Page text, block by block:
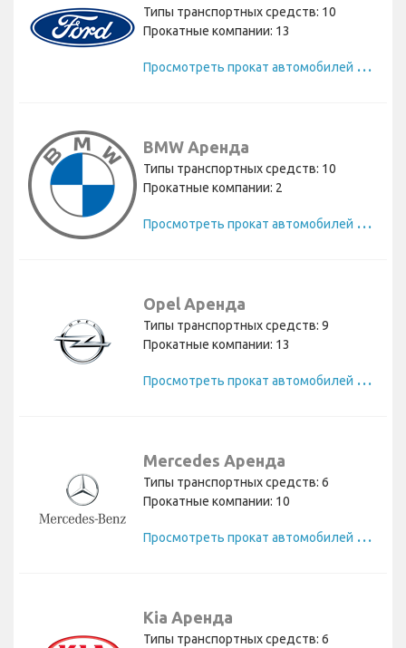
Типы транспортных средств: 10
Прокатные компании: 13
П
росмотреть прокат автомобилей Ford
BMW Аренда
Типы транспортных средств: 10
Прокатные компании: 2
П
росмотреть прокат автомобилей BMW
Opel Аренда
Типы транспортных средств: 9
Прокатные компании: 13
П
росмотреть прокат автомобилей Opel
Mercedes Аренда
Типы транспортных средств: 6
Прокатные компании: 10
П
росмотреть прокат автомобилей Mercedes
Kia Аренда
Типы транспортных средств: 6